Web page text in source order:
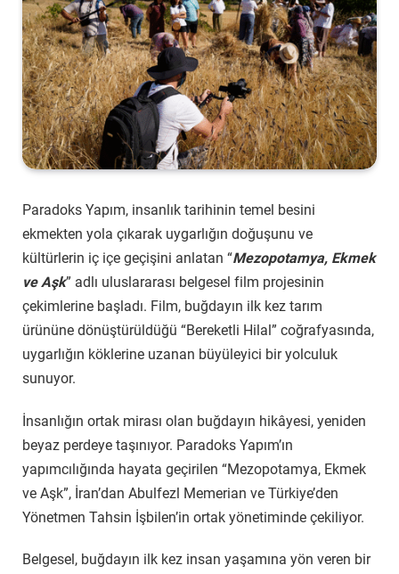
Paradoks Yapım, insanlık tarihinin temel besini
ekmekten yola çıkarak uygarlığın doğuşunu ve
kültürlerin iç içe geçişini anlatan “Mezopotamya, Ekmek
ve Aşk” adlı uluslararası belgesel film projesinin
çekimlerine başladı. Film, buğdayın ilk kez tarım
ürününe dönüştürüldüğü “Bereketli Hilal” coğrafyasında,
uygarlığın köklerine uzanan büyüleyici bir yolculuk
sunuyor.
İnsanlığın ortak mirası olan buğdayın hikâyesi, yeniden
beyaz perdeye taşınıyor. Paradoks Yapım’ın
yapımcılığında hayata geçirilen “Mezopotamya, Ekmek
ve Aşk”, İran’dan Abulfezl Memerian ve Türkiye’den
Yönetmen Tahsin İşbilen’in ortak yönetiminde çekiliyor.
Belgesel, buğdayın ilk kez insan yaşamına yön veren bir